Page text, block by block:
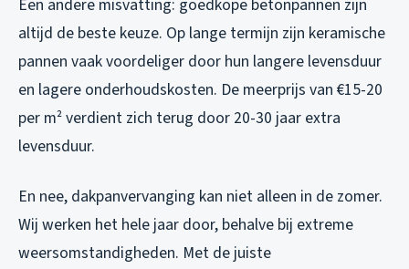
Een andere misvatting: goedkope betonpannen zijn
altijd de beste keuze. Op lange termijn zijn keramische
pannen vaak voordeliger door hun langere levensduur
en lagere onderhoudskosten. De meerprijs van €15-20
per m² verdient zich terug door 20-30 jaar extra
levensduur.
En nee, dakpanvervanging kan niet alleen in de zomer.
Wij werken het hele jaar door, behalve bij extreme
weersomstandigheden. Met de juiste